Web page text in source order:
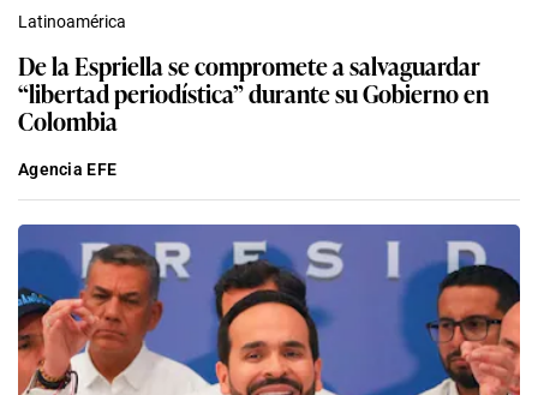
Latinoamérica
De la Espriella se compromete a salvaguardar
“libertad periodística” durante su Gobierno en
Colombia
Agencia EFE